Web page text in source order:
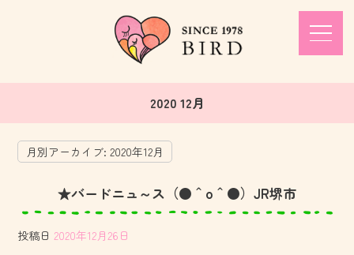
2020 12月
月別アーカイブ:2020年12月
★バードニュ～ス（●＾o＾●）JR堺市
投稿日 2020年12月26日